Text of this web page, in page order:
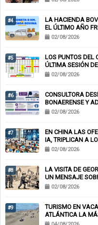
#4
LA HACIENDA
EL ÚLTIMO AÑO
02/08/2026
#5
LOS PUNTOS DEL
ÚLTIMA SESIÓN
02/08/2026
#6
CONSULTORA
BONAERENSE Y
KICILLOF-MILEI
02/08/2026
#7
EN CHINA LAS
IA, TRIPLICAN A
02/08/2026
#8
LA VISITA DE
UN MENSAJE
02/08/2026
#9
TURISMO EN
ATLÁNTICA LA